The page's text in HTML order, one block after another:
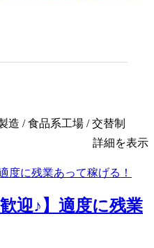
造 / 食品系工場 / 交替制
詳細を表示
迎♪】適度に残業